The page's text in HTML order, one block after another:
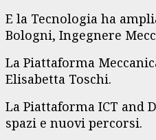
E la Tecnologia ha
Bologni, Ingegnere
La Piattaforma
Elisabetta Toschi.
La Piattaforma ICT and
spazi e nuovi percorsi.